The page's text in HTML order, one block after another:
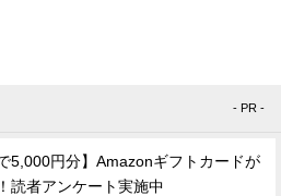
- PR -
5,000円分】Amazonギフトカードが
読者アンケート実施中